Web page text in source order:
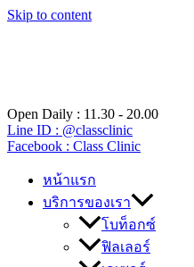
Skip to content
Open Daily : 11.30 - 20.00
Line ID : @classclinic​
Facebook : Class Clinic
หน้าแรก
บริการของเรา
โบท็อกซ์
ฟิลเลอร์